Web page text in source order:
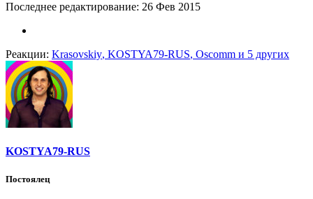
Последнее редактирование: 26 Фев 2015
Реакции: Krasovskiy, KOSTYA79-RUS, Oscomm и 5 других
KOSTYA79-RUS
Постоялец